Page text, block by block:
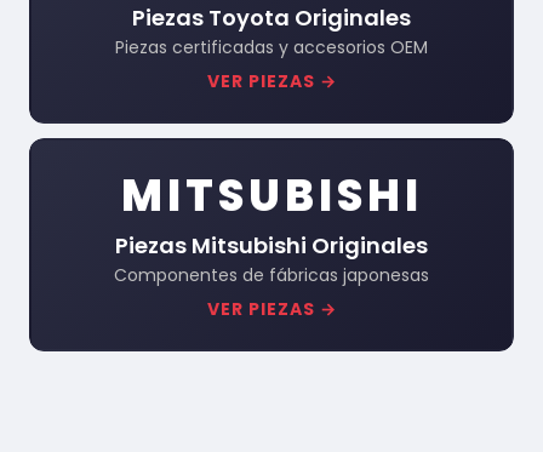
Piezas Toyota Originales
Piezas certificadas y accesorios OEM
VER PIEZAS →
MITSUBISHI
Piezas Mitsubishi Originales
Componentes de fábricas japonesas
VER PIEZAS →